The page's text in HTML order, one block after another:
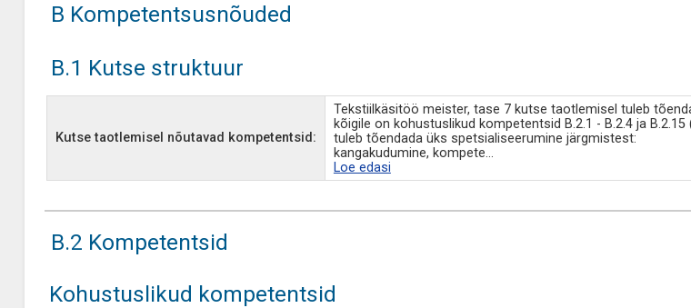
B Kompetentsusnõuded
B.1 Kutse struktuur
Kutse taotlemisel nõutavad kompetentsid:
Tekstiilkäsitöö meister, tase 7 kutse taotlemisel tuleb
kõigile on kohustuslikud kompetentsid B.2.1 - B.2.4 ja
tuleb tõendada üks spetsialiseerumine järgmistest:
kangakudumine, kompete...
Loe edasi
B.2 Kompetentsid
Kohustuslikud kompetentsid